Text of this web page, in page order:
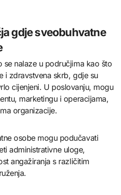
gdje sveobuhvatne
se nalaze u područjima kao što
i zdravstvena skrb, gdje su
cijenjeni. U poslovanju, mogu
marketingu i operacijama,
organizacije.
osobe mogu podučavati
administrativne uloge,
angažiranja s različitim